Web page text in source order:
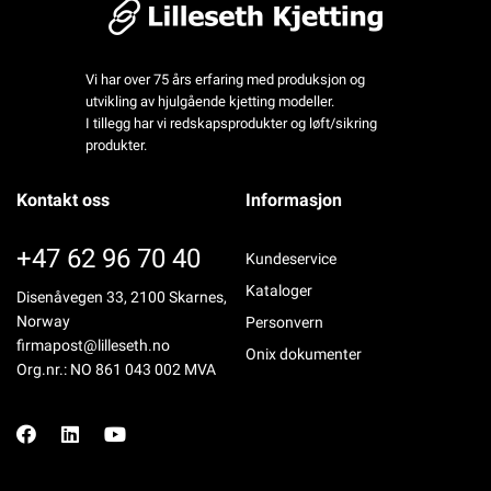
Vi har over 75 års erfaring med produksjon og
utvikling av hjulgående kjetting modeller.
I tillegg har vi redskapsprodukter og løft/sikring
produkter.
Kontakt oss
+47 62 96 70 40
Disenåvegen 33, 2100 Skarnes,
Norway
firmapost@lilleseth.no
Org.nr.: NO 861 043 002 MVA
Informasjon
Kundeservice
Kataloger
Personvern
Onix dokumenter